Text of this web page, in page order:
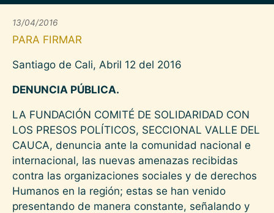
13/04/2016
PARA FIRMAR
Santiago de Cali, Abril 12 del 2016
DENUNCIA PÚBLICA.
LA FUNDACIÓN COMITÉ DE SOLIDARIDAD CON
LOS PRESOS POLÍTICOS, SECCIONAL VALLE DEL
CAUCA, denuncia ante la comunidad nacional e
internacional, las nuevas amenazas recibidas
contra las organizaciones sociales y de derechos
Humanos en la región; estas se han venido
presentando de manera constante, señalando y